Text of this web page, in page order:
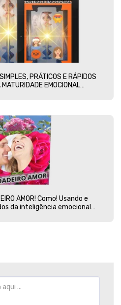
PRÁTICOS E RÁPIDOS
EMOCIONAL
AMOR! Como! Usando e
da inteligência emocional